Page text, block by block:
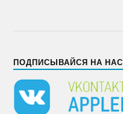
ПОДПИСЫВАЙСЯ НА НАС